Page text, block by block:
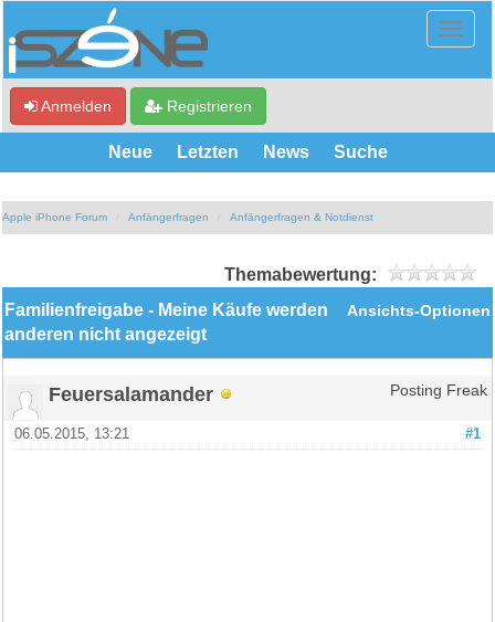
Anmelden Registrieren
Neue Letzten News Suche
Apple iPhone Forum Anfängerfragen Anfängerfragen & Notdienst
Themabewertung:
Ansichts-Optionen
Familienfreigabe - Meine Käufe werden
anderen nicht angezeigt
Feuersalamander Posting Freak
#1
06.05.2015, 13:21